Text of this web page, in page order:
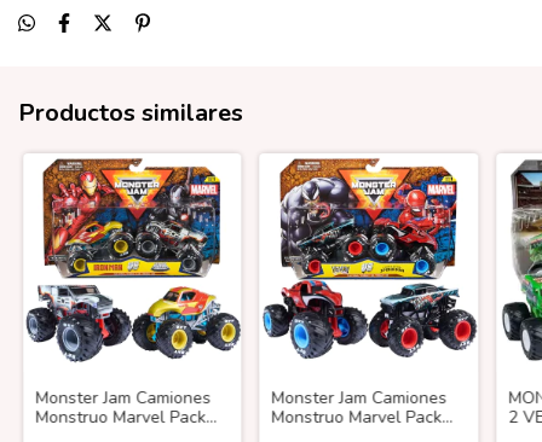
Productos similares
Monster Jam Camiones
Monstruo Marvel Pack
Monster Jam Camiones
Monstruo Marvel Pack
2